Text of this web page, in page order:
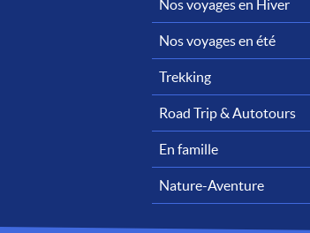
Nos voyages en Hiver
Nos voyages en été
Trekking
Road Trip & Autotours
En famille
Nature-Aventure